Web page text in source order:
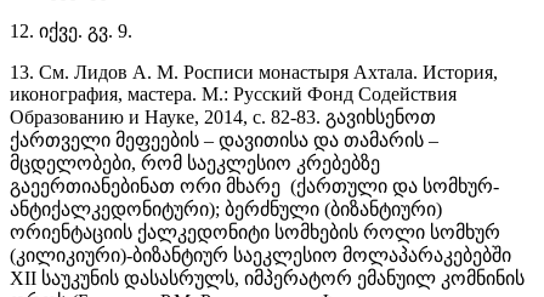
12. იქვე. გვ. 9.
13. См. Лидов А. М. Росписи монастыря Ахтала. История,
иконография, мастера. М.: Русский Фонд Содействия
Образованию и Науке, 2014, с. 82-83. გავიხსენოთ
ქართველი მეფეების – დავითისა და თამარის –
მცდელობები, რომ საეკლესიო კრებებზე
გაეერთიანებინათ ორი მხარე (ქართული და სომხურ-
ანტიქალკედონიტური); ბერძნული (ბიზანტიური)
ორიენტაციის ქალკედონიტი სომხების როლი სომხურ
(კილიკიური)-ბიზანტიურ საეკლესიო მოლაპარაკებებში
XII საუკუნის დასასრულს, იმპერატორ ემანუილ კომნინის